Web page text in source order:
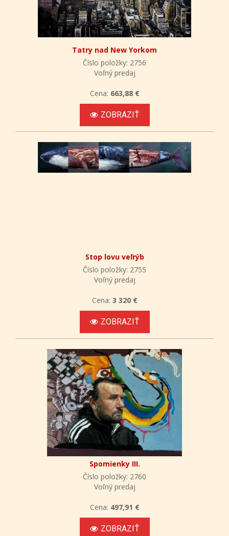
Tatry nad New Yorkom
Číslo položky: 2756
Voľný predaj
Cena: 663,88 €
ZOBRAZIŤ
Stop lovu veľrýb
Číslo položky: 2755
Voľný predaj
Cena: 3 320 €
ZOBRAZIŤ
Spomienky III.
Číslo položky: 2760
Voľný predaj
Cena: 497,91 €
ZOBRAZIŤ